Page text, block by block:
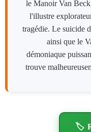
le Manoir Van
l'illustre
tragédie. Le suicide
ainsi que le
démoniaque
trouve
🏷️